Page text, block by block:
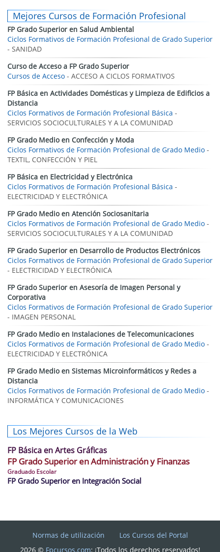
Mejores Cursos de Formación Profesional
FP Grado Superior en Salud Ambiental
Ciclos Formativos de Formación Profesional de Grado Superior
- SANIDAD
Curso de Acceso a FP Grado Superior
Cursos de Acceso - ACCESO A CICLOS FORMATIVOS
FP Básica en Actividades Domésticas y Limpieza de Edificios a
Distancia
Ciclos Formativos de Formación Profesional Básica -
SERVICIOS SOCIOCULTURALES Y A LA COMUNIDAD
FP Grado Medio en Confección y Moda
Ciclos Formativos de Formación Profesional de Grado Medio -
TEXTIL, CONFECCIÓN Y PIEL
FP Básica en Electricidad y Electrónica
Ciclos Formativos de Formación Profesional Básica -
ELECTRICIDAD Y ELECTRÓNICA
FP Grado Medio en Atención Sociosanitaria
Ciclos Formativos de Formación Profesional de Grado Medio -
SERVICIOS SOCIOCULTURALES Y A LA COMUNIDAD
FP Grado Superior en Desarrollo de Productos Electrónicos
Ciclos Formativos de Formación Profesional de Grado Superior
- ELECTRICIDAD Y ELECTRÓNICA
FP Grado Superior en Asesoría de Imagen Personal y
Corporativa
Ciclos Formativos de Formación Profesional de Grado Superior
- IMAGEN PERSONAL
FP Grado Medio en Instalaciones de Telecomunicaciones
Ciclos Formativos de Formación Profesional de Grado Medio -
ELECTRICIDAD Y ELECTRÓNICA
FP Grado Medio en Sistemas Microinformáticos y Redes a
Distancia
Ciclos Formativos de Formación Profesional de Grado Medio -
INFORMÁTICA Y COMUNICACIONES
Los Mejores Cursos de la Web
FP Básica en Artes Gráficas
FP Grado Superior en Administración y Finanzas
Graduado Escolar
FP Grado Superior en Integración Social
Normas de utilización
Los Cursos del Portal
2026 © Fpcursos.com: ¡Todos los derechos reservados!